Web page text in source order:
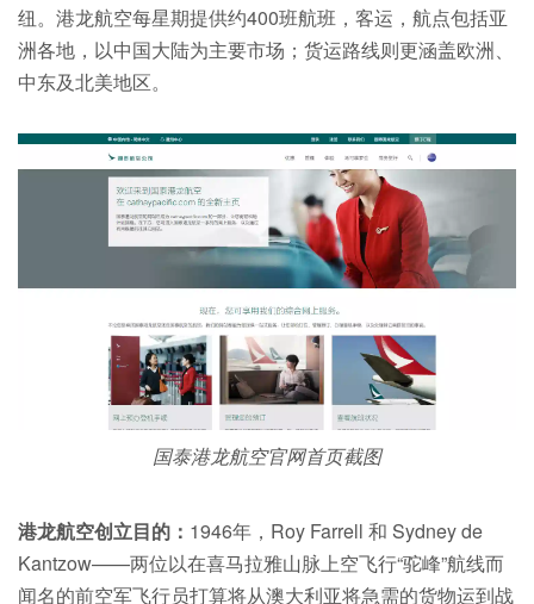
纽。港龙航空每星期提供约400班航班，客运，航点包括亚
洲各地，以中国大陆为主要市场；货运路线则更涵盖欧洲、
中东及北美地区。
国泰港龙航空官网首页截图
港龙航空创立目的： 1946年，Roy Farrell 和 Sydney de
Kantzow——两位以在喜马拉雅山脉上空飞行“驼峰”航线而
闻名的前空军飞行员打算将从澳大利亚将急需的货物运到战